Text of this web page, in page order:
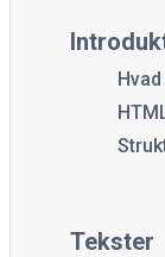
Tekster